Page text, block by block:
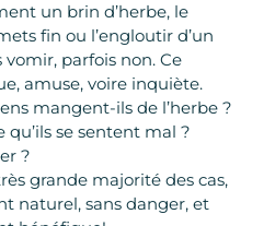
un brin d’herbe, le
fin ou l’engloutir d’un
parfois non. Ce
amuse, voire inquiète.
mangent-ils de l’herbe ?
qu’ils se sentent mal ?
?
grande majorité des cas,
naturel, sans danger, et